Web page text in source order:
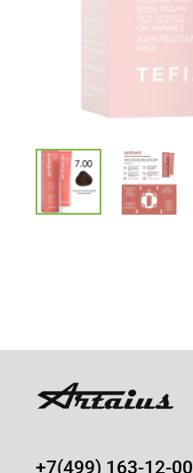
+7(499) 163-12-00